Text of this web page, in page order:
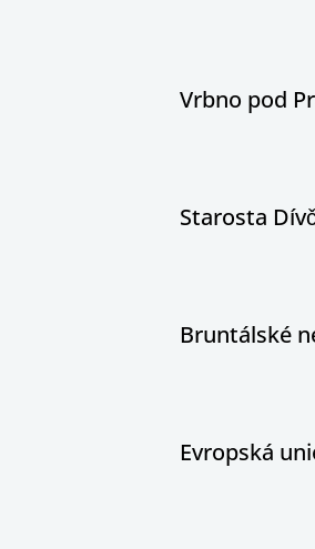
Vrbno pod
Starosta
Bruntálské
Evropská